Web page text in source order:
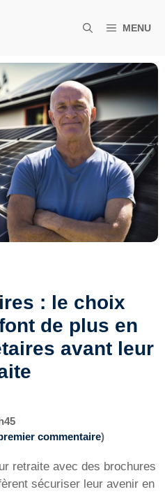
MENU
: le choix
de plus en
avant leur
commentaire)
retraite avec des brochures
sécuriser leur avenir en